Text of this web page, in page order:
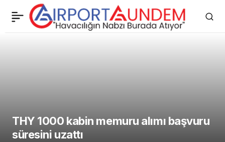
THY 1000 kabin memuru alımı başvuru
süresini uzattı
Qatar Airways, Türkiye 2 Paylaş